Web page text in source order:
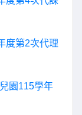
度第2次代理
園115學年